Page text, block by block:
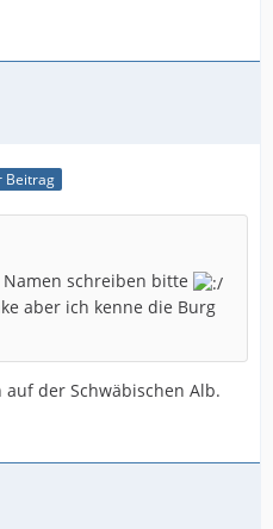
Beitrag
schreiben bitte
aber ich kenne die Burg
der Schwäbischen Alb.